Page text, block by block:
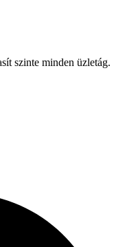
szinte minden üzletág.